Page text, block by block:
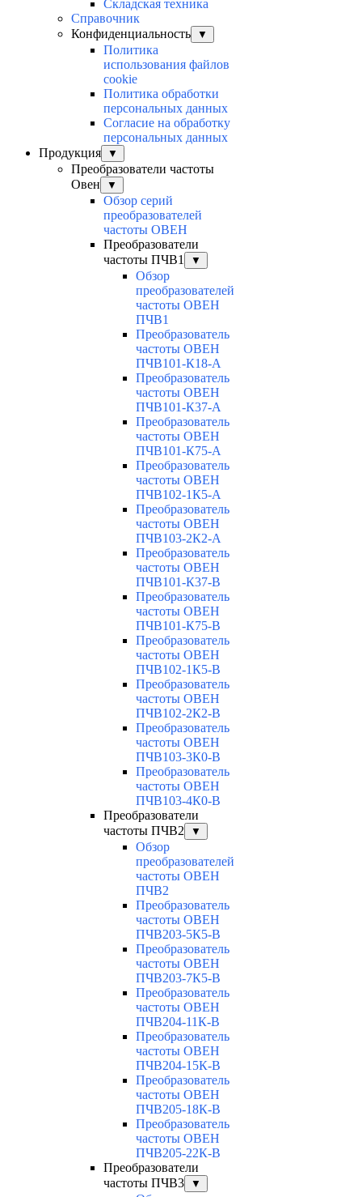
Складская техника
Справочник
Конфиденциальность
▼
Политика
использования файлов
cookie
Политика обработки
персональных данных
Согласие на обработку
персональных данных
Продукция
▼
Преобразователи частоты
Овен
▼
Обзор серий
преобразователей
частоты ОВЕН
Преобразователи
частоты ПЧВ1
▼
Обзор
преобразователей
частоты ОВЕН
ПЧВ1
Преобразователь
частоты ОВЕН
ПЧВ101-К18-А
Преобразователь
частоты ОВЕН
ПЧВ101-К37-А
Преобразователь
частоты ОВЕН
ПЧВ101-К75-А
Преобразователь
частоты ОВЕН
ПЧВ102-1К5-А
Преобразователь
частоты ОВЕН
ПЧВ103-2К2-А
Преобразователь
частоты ОВЕН
ПЧВ101-К37-В
Преобразователь
частоты ОВЕН
ПЧВ101-К75-В
Преобразователь
частоты ОВЕН
ПЧВ102-1К5-В
Преобразователь
частоты ОВЕН
ПЧВ102-2К2-В
Преобразователь
частоты ОВЕН
ПЧВ103-3К0-В
Преобразователь
частоты ОВЕН
ПЧВ103-4К0-В
Преобразователи
частоты ПЧВ2
▼
Обзор
преобразователей
частоты ОВЕН
ПЧВ2
Преобразователь
частоты ОВЕН
ПЧВ203-5К5-В
Преобразователь
частоты ОВЕН
ПЧВ203-7К5-В
Преобразователь
частоты ОВЕН
ПЧВ204-11К-В
Преобразователь
частоты ОВЕН
ПЧВ204-15К-В
Преобразователь
частоты ОВЕН
ПЧВ205-18К-В
Преобразователь
частоты ОВЕН
ПЧВ205-22К-В
Преобразователи
частоты ПЧВ3
▼